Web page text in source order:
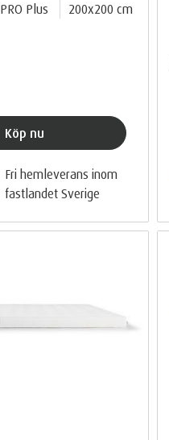
PRO Plus 200x200 cm
Köp nu
Fri hemleverans inom
fastlandet Sverige